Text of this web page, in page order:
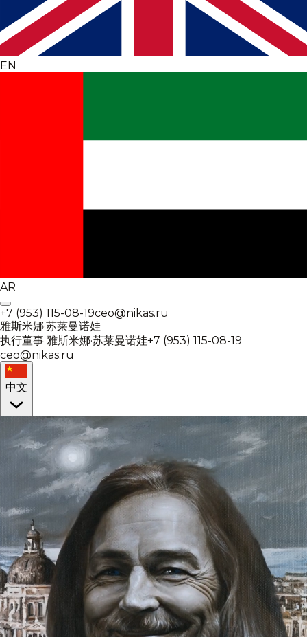
EN
AR
+7 (953) 115-08-19ceo@nikas.ru
雅斯米娜·苏莱曼诺娃
执行董事 雅斯米娜·苏莱曼诺娃+7 (953) 115-08-19
ceo@nikas.ru
中文